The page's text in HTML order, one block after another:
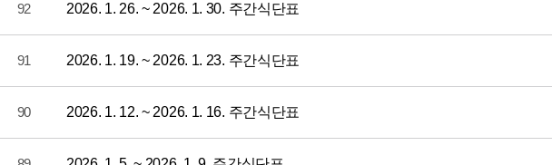
92 2026. 1. 26. ~ 2026. 1. 30. 주간식단표
91 2026. 1. 19. ~ 2026. 1. 23. 주간식단표
90 2026. 1. 12. ~ 2026. 1. 16. 주간식단표